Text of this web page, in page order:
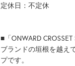
定休日：不定休
■「ONWARD
ブランドの垣根を越え
プです。